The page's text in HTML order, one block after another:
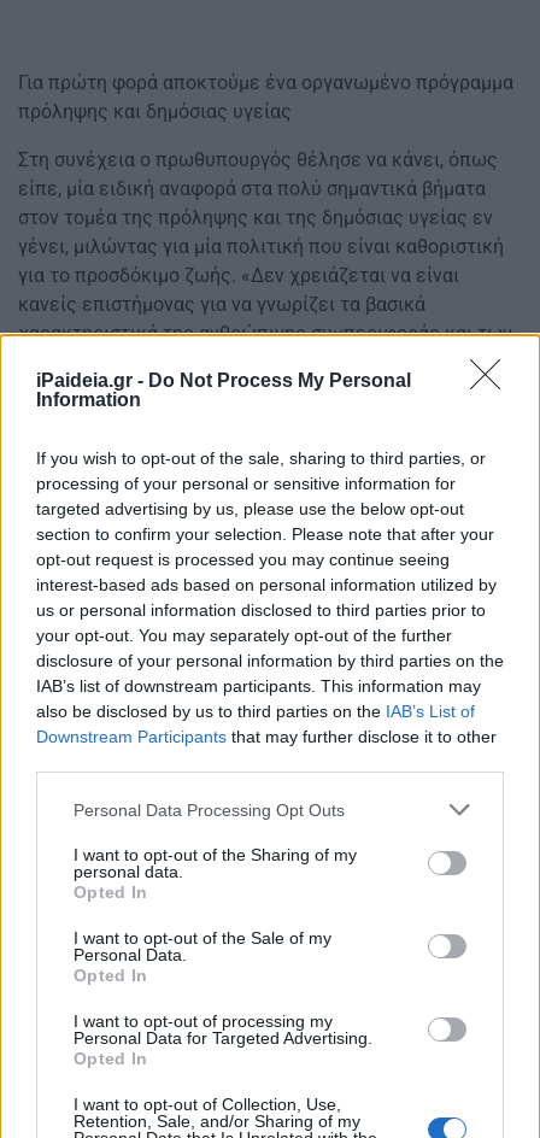
iPaideia.gr - Do Not Process My Personal
Information
If you wish to opt-out of the sale, sharing to third parties, or
processing of your personal or sensitive information for
targeted advertising by us, please use the below opt-out
section to confirm your selection. Please note that after your
opt-out request is processed you may continue seeing
interest-based ads based on personal information utilized by
us or personal information disclosed to third parties prior to
your opt-out. You may separately opt-out of the further
disclosure of your personal information by third parties on the
IAB’s list of downstream participants. This information may
also be disclosed by us to third parties on the IAB’s List of
Downstream Participants that may further disclose it to other
Please note that this website/app uses one or more Google
not limited to your visit or usage behaviour. You may click to
grant or deny consent to Google and its third-party tags to
use your data for below specified purposes in below Google
consent section.
Personal Data Processing Opt Outs
I want to opt-out of the Sharing of my
personal data.
Opted In
I want to opt-out of the Sale of my
Personal Data.
Opted In
I want to opt-out of processing my
Personal Data for Targeted Advertising.
Opted In
I want to opt-out of Collection, Use,
Retention, Sale, and/or Sharing of my
Για πρώτη φορά αποκτούμε ένα οργανωμένο πρόγραμμα
πρόληψης και δημόσιας υγείας
Στη συνέχεια ο πρωθυπουργός θέλησε να κάνει, όπως
είπε, μία ειδική αναφορά στα πολύ σημαντικά βήματα
στον τομέα της πρόληψης και της δημόσιας υγείας εν
γένει, μιλώντας για μία πολιτική που είναι καθοριστική
για το προσδόκιμο ζωής. «Δεν χρειάζεται να είναι
κανείς επιστήμονας για να γνωρίζει τα βασικά
χαρακτηριστικά της ανθρώπινης συμπεριφοράς και των
συνηθειών μας που προάγουν μια καλή υγεία. Να μην
καπνίζουμε, να τρώμε υγιεινά, να προσέχουμε το βάρος
προσδόκιμο ζωής μεταξύ αυτών που κάνουν και τα
πέντε αυτά και εκείνων που δεν κάνουν κανένα, μπορεί
να είναι 18 χρόνια, είπε ο πρωθυπουργός.
Υπογράμμισε τη μεγάλη ευθύνη που έχουμε ειδικά
απέναντι στις νεότερες γενιές να τους εκπαιδεύσουμε
στο τι τελικά σημαίνει όχι απλά να αυξάνουμε το
προβλέψιμο της ζωής μας αλλά να επιλέγουμε μία ζωή
που θα μας εξασφαλίσει μεγαλύτερες πιθανότητες να
γεράσουμε καλά και να μπορούμε να χαιρόμαστε τα
γηρατειά μας χωρίς τις επιβαρύνσεις των
«Για πρώτη φορά στη χώρα μας αποκτούμε ένα
είπε αναφερόμενος σε μία «μεταρρύθμιση η οποία έχει
ήδη χειροπιαστά αποτελέσματα».
Στο σημείο αυτό στάθηκε με στοιχεία στη σημασία που
αποδίδει στις προληπτικές εξετάσεις αναφερόμενος
που ξεκίνησε με το πρόγραμμα Φώφη Γεννηματά για την
έγκαιρη διάγνωση του καρκίνου του μαστού.
Αναρωτιέμαι πότε έχουν ξαναγίνει όλα αυτά στη χώρα